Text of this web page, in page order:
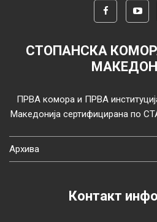
СТОПАНСКА
ПРВА комора и ПРВА
Македонија сертифицирана по
Архива
Контакт